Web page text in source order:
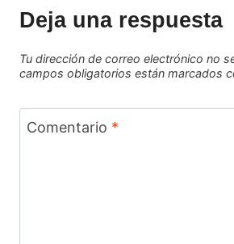
Deja una respuesta
Tu dirección de correo electrónico no
campos obligatorios están marcados
Comentario *